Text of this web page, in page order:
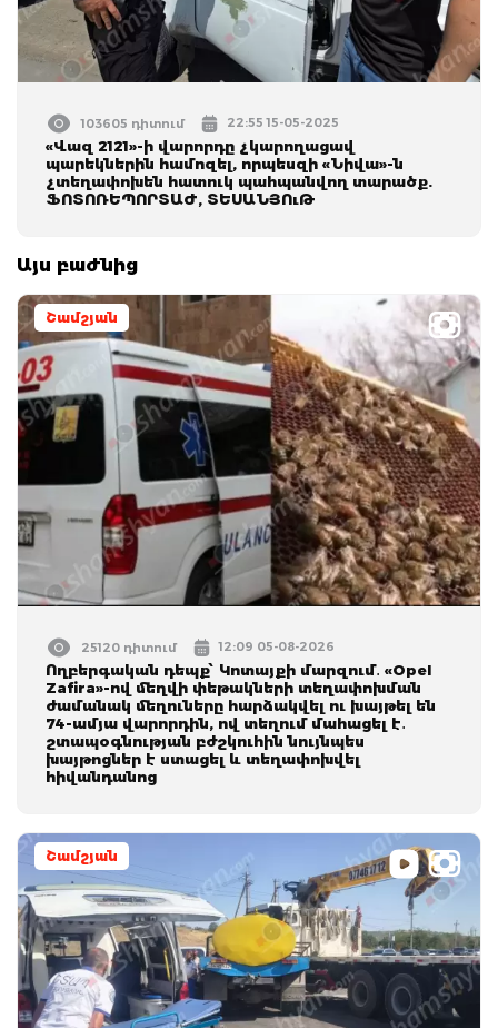
103605 դիտում 22:55 15-05-2025
«Վազ 2121»-ի վարորդը չկարողացավ
պարեկներին համոզել, որպեսզի «Նիվա»-ն
չտեղափոխեն հատուկ պահպանվող տարածք.
ՖՈՏՈՌԵՊՈՐՏԱԺ, ՏԵՍԱՆՅՈւԹ
Այս բաժնից
Շամշյան
25120 դիտում 12:09 05-08-2026
Ողբերգական դեպք՝ Կոտայքի մարզում․ «Opel
Zafira»-ով մեղվի փեթակների տեղափոխման
ժամանակ մեղուները հարձակվել ու խայթել են
74-ամյա վարորդին, ով տեղում մահացել է․
շտապօգնության բժշկուհին նույնպես
խայթոցներ է ստացել և տեղափոխվել
հիվանդանոց
Շամշյան